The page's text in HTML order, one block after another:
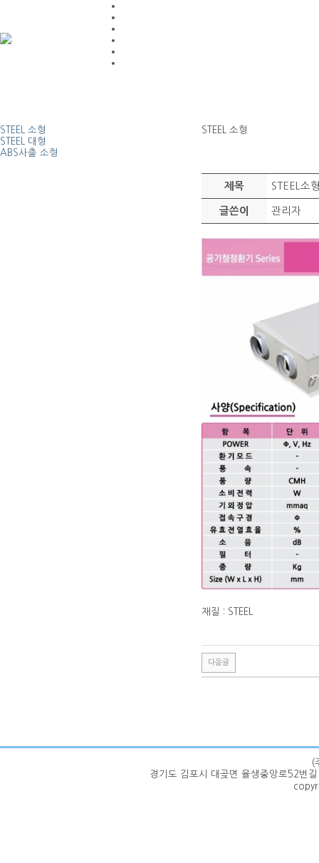
STEEL 소형
STEEL 대형
ABS사출 소형
STEEL 소형
제목 STEEL소
글쓴이 관리자
재질 : STEEL
다음글
(
경기도 김포시 대곶면 율생중앙로52